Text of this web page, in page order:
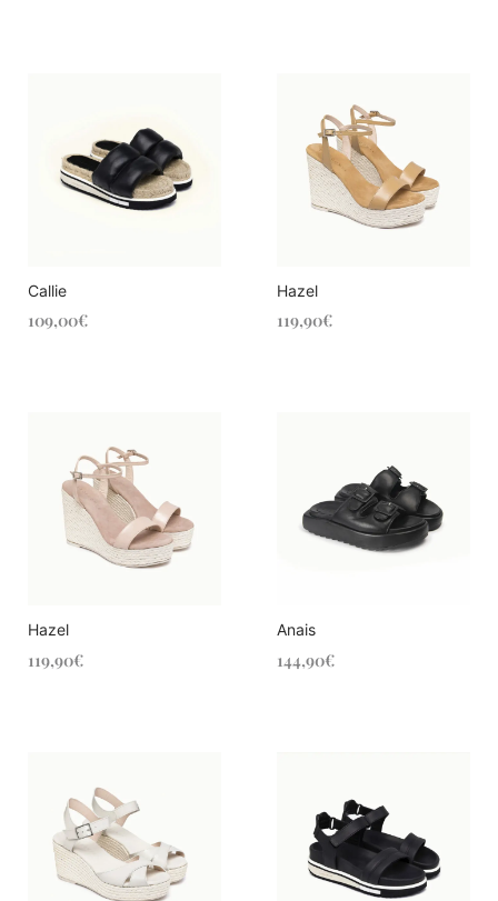
Callie
109,00€
Hazel
119,90€
Hazel
119,90€
Anais
144,90€